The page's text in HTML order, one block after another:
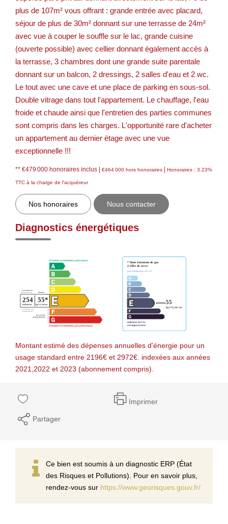
plus de 107m² vous offrant : grande entrée avec placard,
séjour de plus de 30m² donnant sur une terrasse de 24m²
avec vue à couper le souffle sur le lac, grande cuisine
(ouverte possible) avec cellier donnant également accès à
la terrasse, 3 chambres dont une grande suite parentale
donnant sur un balcon, 2 dressings, 2 salles d'eau et 2 wc.
Le tout avec une cave et une place de parking en sous-sol.
Double vitrage dans tout l'appartement. Le chauffage, l'eau
froide et chaude ainsi que l'entretien des parties communes
sont compris dans les charges. L'opportunité rare d'acheter
un appartement au dernier étage avec une vue
exceptionnelle !!!
** €479 000 honoraires inclus | €464 000 hors honoraires | Honoraires : 3.23%
TTC à la charge de l'acquéreur
Nos honoraires Nous contacter
Diagnostics énergétiques
Montant estimé des dépenses annuelles d'énergie pour un
usage standard entre 2196€ et 2972€. indexées aux années
2021,2022 et 2023 (abonnement compris).
Imprimer
Partager
Ce bien est soumis à un diagnostic ERP (État
des Risques et Pollutions). Pour en savoir plus,
rendez-vous sur https://www.georisques.gouv.fr/